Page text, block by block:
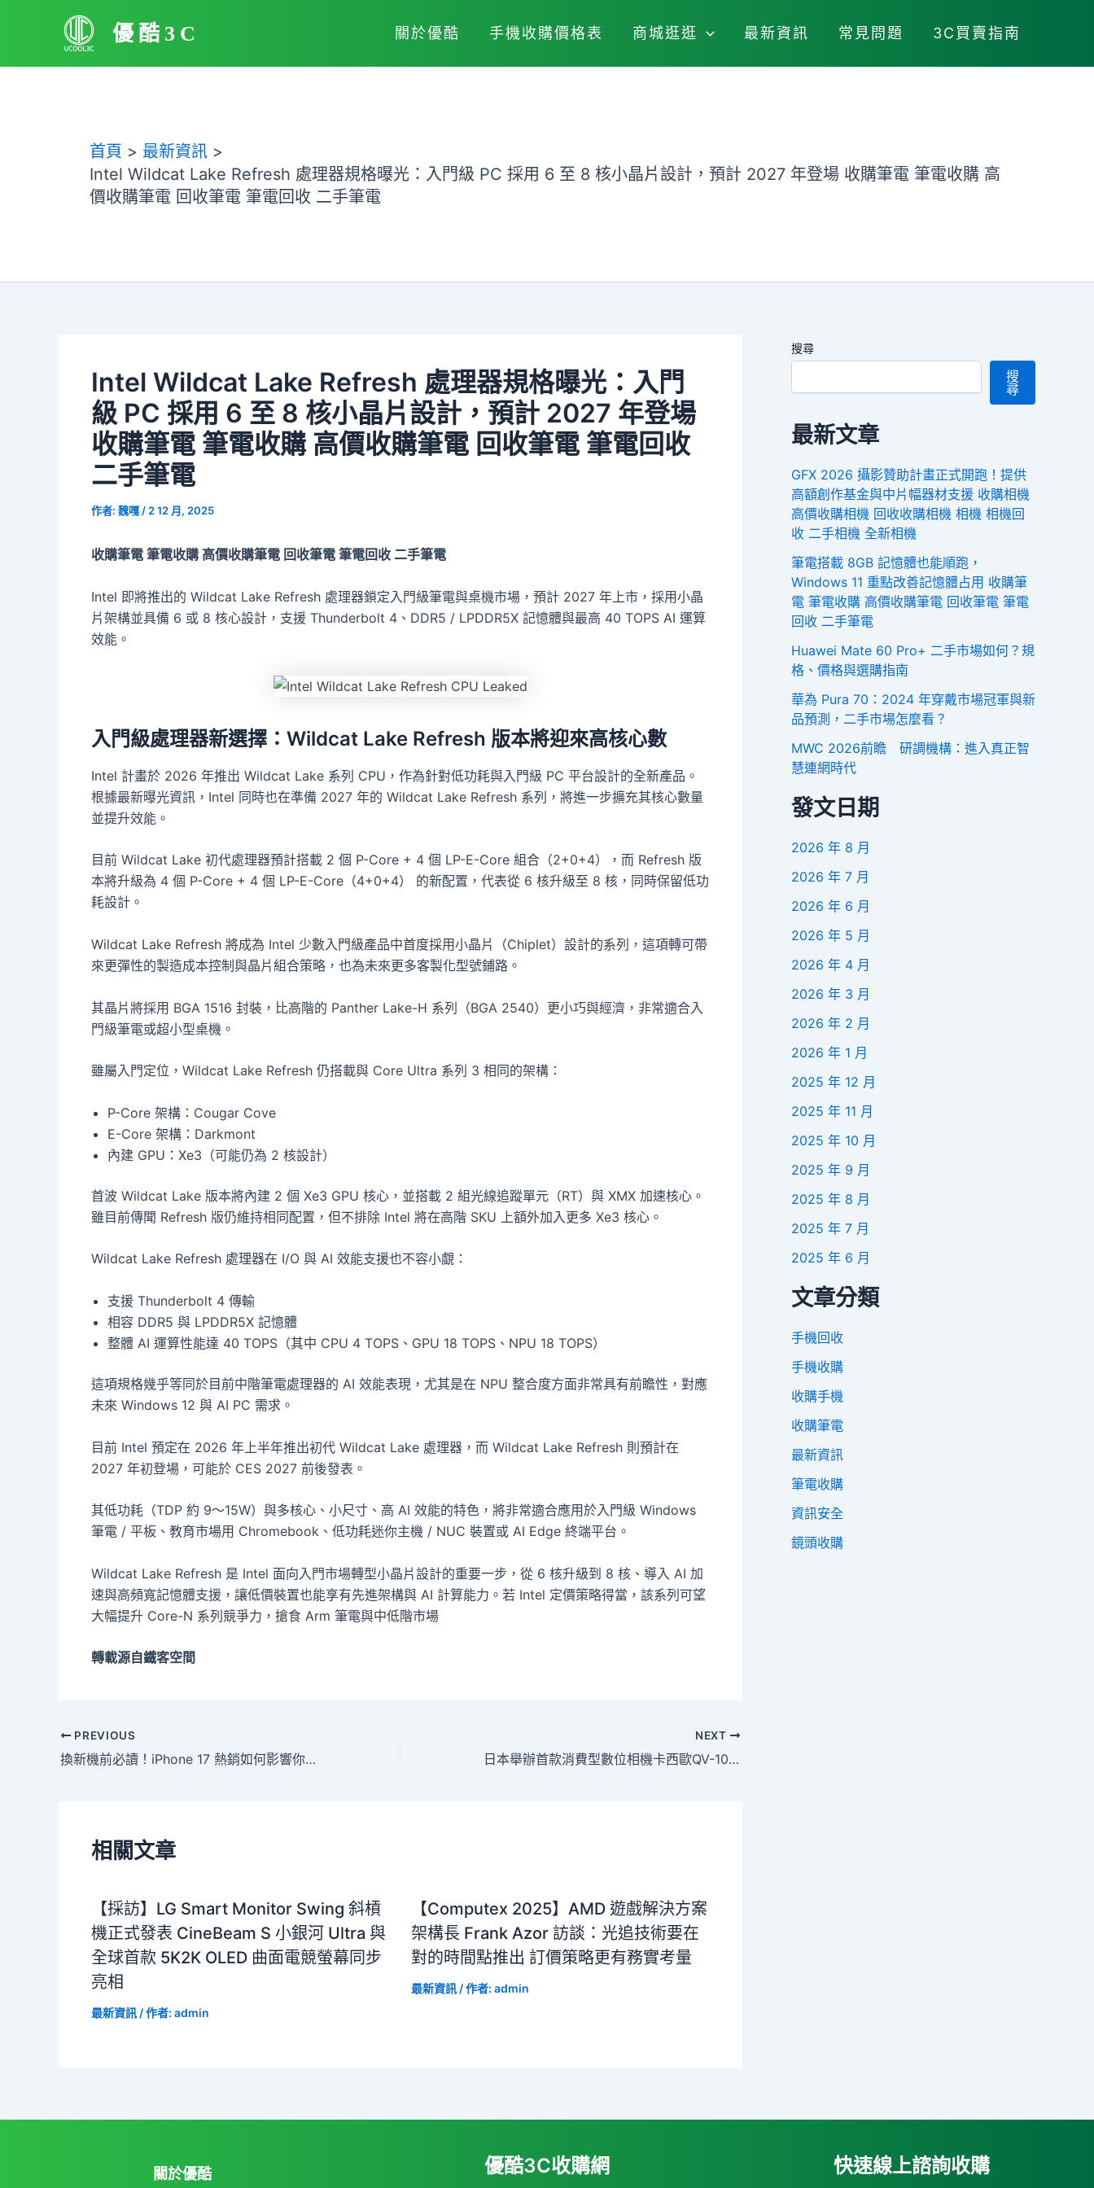
優酷3C 關於優酷 手機收購價格表 商城逛逛 最新資訊 常見問題 3C買賣指南
首頁
最新資訊
Intel Wildcat Lake Refresh 處理器規格曝光：入門級 PC 採用 6 至 8 核小晶片設計，預計 2027 年登場 收購筆電 筆電收購 高
價收購筆電 回收筆電 筆電回收 二手筆電
Intel Wildcat Lake Refresh 處理器規格曝光：入門
級 PC 採用 6 至 8 核小晶片設計，預計 2027 年登場
收購筆電 筆電收購 高價收購筆電 回收筆電 筆電回收
二手筆電
作者: 魏嘎 / 2 12 月, 2025
收購筆電 筆電收購 高價收購筆電 回收筆電 筆電回收 二手筆電
Intel 即將推出的 Wildcat Lake Refresh 處理器鎖定入門級筆電與桌機市場，預計 2027 年上市，採用小晶
片架構並具備 6 或 8 核心設計，支援 Thunderbolt 4、DDR5 / LPDDR5X 記憶體與最高 40 TOPS AI 運算
效能。
入門級處理器新選擇：Wildcat Lake Refresh 版本將迎來高核心數
Intel 計畫於 2026 年推出 Wildcat Lake 系列 CPU，作為針對低功耗與入門級 PC 平台設計的全新產品。
根據最新曝光資訊，Intel 同時也在準備 2027 年的 Wildcat Lake Refresh 系列，將進一步擴充其核心數量
並提升效能。
目前 Wildcat Lake 初代處理器預計搭載 2 個 P-Core + 4 個 LP-E-Core 組合（2+0+4），而 Refresh 版
本將升級為 4 個 P-Core + 4 個 LP-E-Core（4+0+4） 的新配置，代表從 6 核升級至 8 核，同時保留低功
耗設計。
Wildcat Lake Refresh 將成為 Intel 少數入門級產品中首度採用小晶片（Chiplet）設計的系列，這項轉可帶
來更彈性的製造成本控制與晶片組合策略，也為未來更多客製化型號鋪路。
其晶片將採用 BGA 1516 封裝，比高階的 Panther Lake-H 系列（BGA 2540）更小巧與經濟，非常適合入
門級筆電或超小型桌機。
雖屬入門定位，Wildcat Lake Refresh 仍搭載與 Core Ultra 系列 3 相同的架構：
P-Core 架構：Cougar Cove
E-Core 架構：Darkmont
內建 GPU：Xe3（可能仍為 2 核設計）
首波 Wildcat Lake 版本將內建 2 個 Xe3 GPU 核心，並搭載 2 組光線追蹤單元（RT）與 XMX 加速核心。
雖目前傳聞 Refresh 版仍維持相同配置，但不排除 Intel 將在高階 SKU 上額外加入更多 Xe3 核心。
Wildcat Lake Refresh 處理器在 I/O 與 AI 效能支援也不容小覷：
支援 Thunderbolt 4 傳輸
相容 DDR5 與 LPDDR5X 記憶體
整體 AI 運算性能達 40 TOPS（其中 CPU 4 TOPS、GPU 18 TOPS、NPU 18 TOPS）
這項規格幾乎等同於目前中階筆電處理器的 AI 效能表現，尤其是在 NPU 整合度方面非常具有前瞻性，對應
未來 Windows 12 與 AI PC 需求。
目前 Intel 預定在 2026 年上半年推出初代 Wildcat Lake 處理器，而 Wildcat Lake Refresh 則預計在
2027 年初登場，可能於 CES 2027 前後發表。
其低功耗（TDP 約 9～15W）與多核心、小尺寸、高 AI 效能的特色，將非常適合應用於入門級 Windows
筆電 / 平板、教育市場用 Chromebook、低功耗迷你主機 / NUC 裝置或 AI Edge 終端平台。
Wildcat Lake Refresh 是 Intel 面向入門市場轉型小晶片設計的重要一步，從 6 核升級到 8 核、導入 AI 加
速與高頻寬記憶體支援，讓低價裝置也能享有先進架構與 AI 計算能力。若 Intel 定價策略得當，該系列可望
大幅提升 Core-N 系列競爭力，搶食 Arm 筆電與中低階市場
轉載源自鐵客空間
PREVIOUS
換新機前必讀！iPhone 17 熱銷如何影響你的二手手機回收價格？看懂最新手機收購價，不再吃虧！
NEXT
日本舉辦首款消費型數位相機卡西歐QV-10誕生30周年慶祝活動 多位相機產業開發者登台闡述歷史故事 收購相機 高價收購相機 回收收購相機 相機 相機回收 二手相機 全新相機
相關文章
【採訪】LG Smart Monitor Swing 斜槓
機正式發表 CineBeam S 小銀河 Ultra 與
全球首款 5K2K OLED 曲面電競螢幕同步
亮相
最新資訊 / 作者: admin
【Computex 2025】AMD 遊戲解決方案
架構長 Frank Azor 訪談：光追技術要在
對的時間點推出 訂價策略更有務實考量
最新資訊/ 作者: admin
搜尋
搜
尋
最新文章
GFX 2026 攝影贊助計畫正式開跑！提供
高額創作基金與中片幅器材支援 收購相機
高價收購相機 回收收購相機 相機 相機回
收 二手相機 全新相機
筆電搭載 8GB 記憶體也能順跑，
Windows 11 重點改善記憶體占用 收購筆
電 筆電收購 高價收購筆電 回收筆電 筆電
回收 二手筆電
Huawei Mate 60 Pro+ 二手市場如何？規
格、價格與選購指南
華為 Pura 70：2024 年穿戴市場冠軍與新
品預測，二手市場怎麼看？
MWC 2026前瞻 研調機構：進入真正智
慧連網時代
發文日期
2026 年 8 月
2026 年 7 月
2026 年 6 月
2026 年 5 月
2026 年 4 月
2026 年 3 月
2026 年 2 月
2026 年 1 月
2025 年 12 月
2025 年 11 月
2025 年 10 月
2025 年 9 月
2025 年 8 月
2025 年 7 月
2025 年 6 月
文章分類
手機回收
手機收購
收購手機
收購筆電
最新資訊
筆電收購
資訊安全
鏡頭收購
關於優酷 優酷3C收購網 快速線上諮詢收購